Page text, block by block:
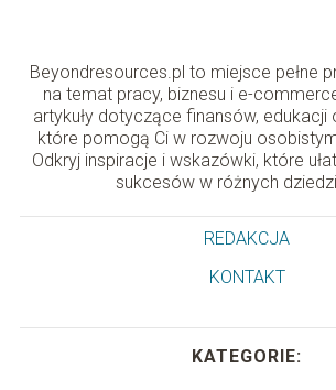
Beyondresources.pl to miejsce pełne
na temat pracy, biznesu i e-
artykuły dotyczące finansów, edukacji
które pomogą Ci w rozwoju
Odkryj inspiracje i wskazówki, które
sukcesów w różnych
REDAKCJA
KONTAKT
KATEGORIE: